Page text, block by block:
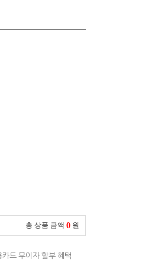
총 상품 금액 0 원
드 무이자 할부 혜택